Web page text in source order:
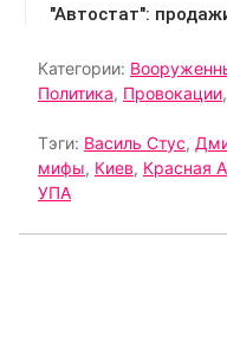
Категории:
Политика, Провокации,
Тэги: Василь Стус,
мифы, Киев, Красная
УПА